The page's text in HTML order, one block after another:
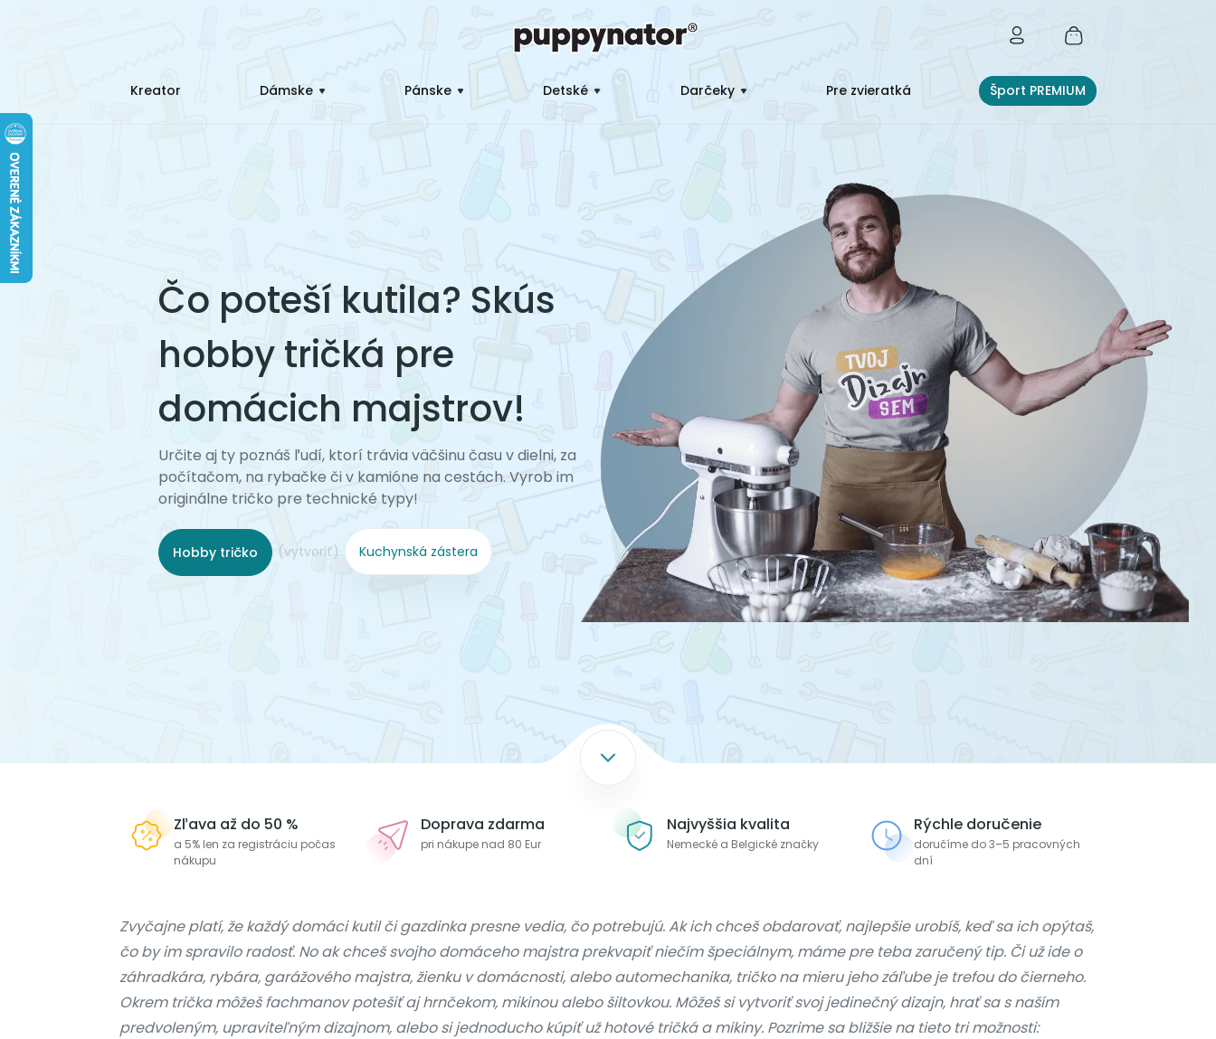
Kreator Dámske Pánske Detské Darčeky Pre zvieratká Šport PREMIUM
Čo poteší kutila? Skús
hobby tričká pre
domácich majstrov!
Určite aj ty poznáš ľudí, ktorí trávia väčšinu času v dielni, za
počítačom, na rybačke či v kamióne na cestách. Vyrob im
originálne tričko pre technické typy!
Hobby tričko (vytvoriť) Kuchynská zástera
Zľava až do 50 %
a 5% len za registráciu počas
nákupu
Doprava zdarma
pri nákupe nad 80 Eur
Najvyššia kvalita
Nemecké a Belgické značky
Rýchle doručenie
doručíme do 3–5 pracovných
dní
Zvyčajne platí, že každý domáci kutil či gazdinka presne vedia, čo potrebujú. Ak ich chceš obdarovať, najlepšie urobíš, keď sa ich opýtaš,
čo by im spravilo radosť. No ak chceš svojho domáceho majstra prekvapiť niečím špeciálnym, máme pre teba zaručený tip. Či už ide o
záhradkára, rybára, garážového majstra, žienku v domácnosti, alebo automechanika, tričko na mieru jeho záľube je trefou do čierneho.
Okrem trička môžeš fachmanov potešiť aj hrnčekom, mikinou alebo šiltovkou. Môžeš si vytvoriť svoj jedinečný dizajn, hrať sa s naším
predvoleným, upraviteľným dizajnom, alebo si jednoducho kúpiť už hotové tričká a mikiny. Pozrime sa bližšie na tieto tri možnosti: